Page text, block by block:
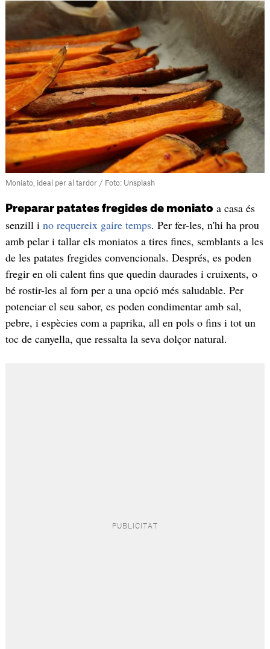
Moniato, ideal per al tardor / Foto: Unsplash
Preparar patates fregides de moniato a casa és
senzill i no requereix gaire temps. Per fer-les, n'hi ha prou
amb pelar i tallar els moniatos a tires fines, semblants a les
de les patates fregides convencionals. Després, es poden
fregir en oli calent fins que quedin daurades i cruixents, o
bé rostir-les al forn per a una opció més saludable. Per
potenciar el seu sabor, es poden condimentar amb sal,
pebre, i espècies com a paprika, all en pols o fins i tot un
toc de canyella, que ressalta la seva dolçor natural.